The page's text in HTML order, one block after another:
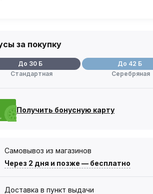
за покупку
До 30 Б
Стандартная
До 42 Б
Серебряная
Получить бонусную карту
Самовывоз из магазинов
Через 2 дня и позже — бесплатно
Доставка в пункт выдачи